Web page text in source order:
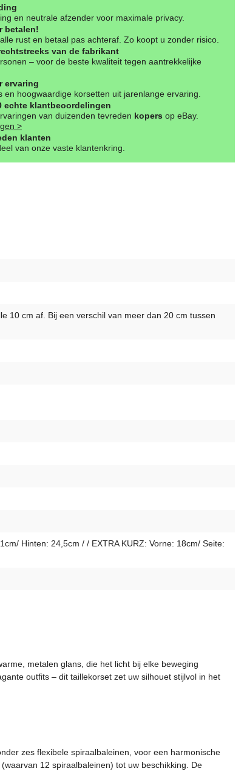
en neutrale afzender voor maximale privacy.
betalen!
rust en betaal pas achteraf. Zo koopt u zonder risico.
van de fabrikant
– voor de beste kwaliteit tegen aantrekkelijke
ervaring
en hoogwaardige korsetten uit jarenlange ervaring.
echte klantbeoordelingen
van duizenden tevreden kopers op eBay.
>
klanten
van onze vaste klantenkring.
10 cm af. Bij een verschil van meer dan 20 cm tussen
Hinten: 24,5cm / / EXTRA KURZ: Vorne: 18cm/ Seite:
metalen glans, die het licht bij elke beweging
outfits – dit taillekorset zet uw silhouet stijlvol in het
zes flexibele spiraalbaleinen, voor een harmonische
12 spiraalbaleinen) tot uw beschikking. De